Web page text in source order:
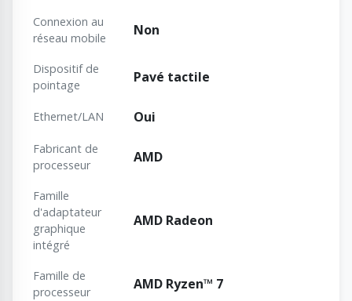
Connexion au
réseau mobile
Non
Dispositif de
pointage
Pavé tactile
Ethernet/LAN Oui
Fabricant de
processeur
AMD
Famille
d'adaptateur
graphique
intégré
AMD Radeon
Famille de
processeur
AMD Ryzen™ 7